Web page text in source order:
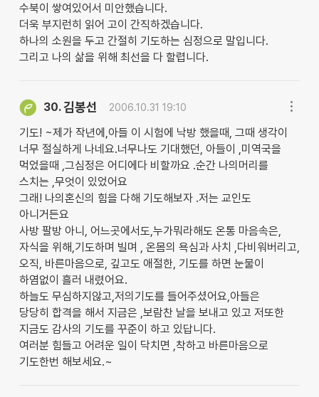
수북이 쌓여있어서 미안했습니다.
더욱 부지런히 읽어 고이 간직하겠습니다.
하나의 소원을 두고 간절히 기도하는 심정으로 말입니다.
그리고 나의 삶을 위해 최선을 다 할렵니다.
30.김봉선 2006.10.31 19:10
기도! ~제가 작년에,아들 이 시험에 낙방 했을때, 그때 생각이
너무 절실하게 나네요.너무나도 기대했던, 아들이 ,미역국을
먹었을때 ,그심정은 어디에다 비할까요 .순간 나의머리를
스치는 ,무엇이 있었어요
그래! 나의혼신의 힘을 다해 기도해보자 .저는 교인도
아니거든요
사방 팔방 아니, 어느곳에서도,누가뭐라해도 온통 마음속은,
자식을 위해,기도하며 빌며 , 온몸의 욕심과 사치 ,다비워버리고,
오직, 바른마음으로, 깊고도 애절한, 기도를 하면 눈물이
하염없이 흘러 내렸어요.
하늘도 무심하지않고,저의기도를 들어주셨어요,아들은
당당히 합격을 해서 지금은 ,보람찬 날을 보내고 있고 저또한
지금도 감사의 기도를 꾸준이 하고 있답니다.
여러분 힘들고 어려운 일이 닥치면 ,착하고 바른마음으로
기도한번 해보세요.~